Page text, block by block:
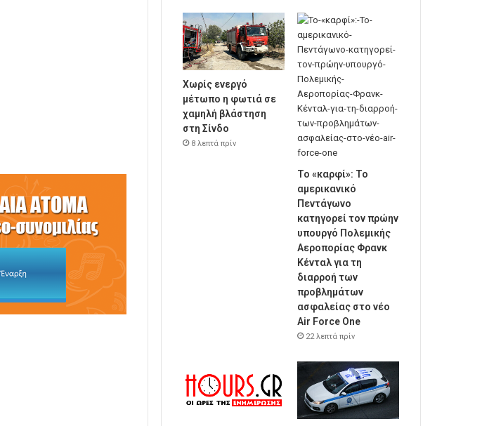
Χωρίς ενεργό
μέτωπο η φωτιά σε
χαμηλή βλάστηση
στη Σίνδο
8 λεπτά πρίν
Το «καρφί»: Το
αμερικανικό
Πεντάγωνο
κατηγορεί τον πρώην
υπουργό Πολεμικής
Αεροπορίας Φρανκ
Κένταλ για τη
διαρροή των
προβλημάτων
ασφαλείας στο νέο
Air Force One
22 λεπτά πρίν